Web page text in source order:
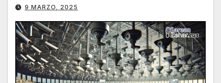
9 MARZO, 2025